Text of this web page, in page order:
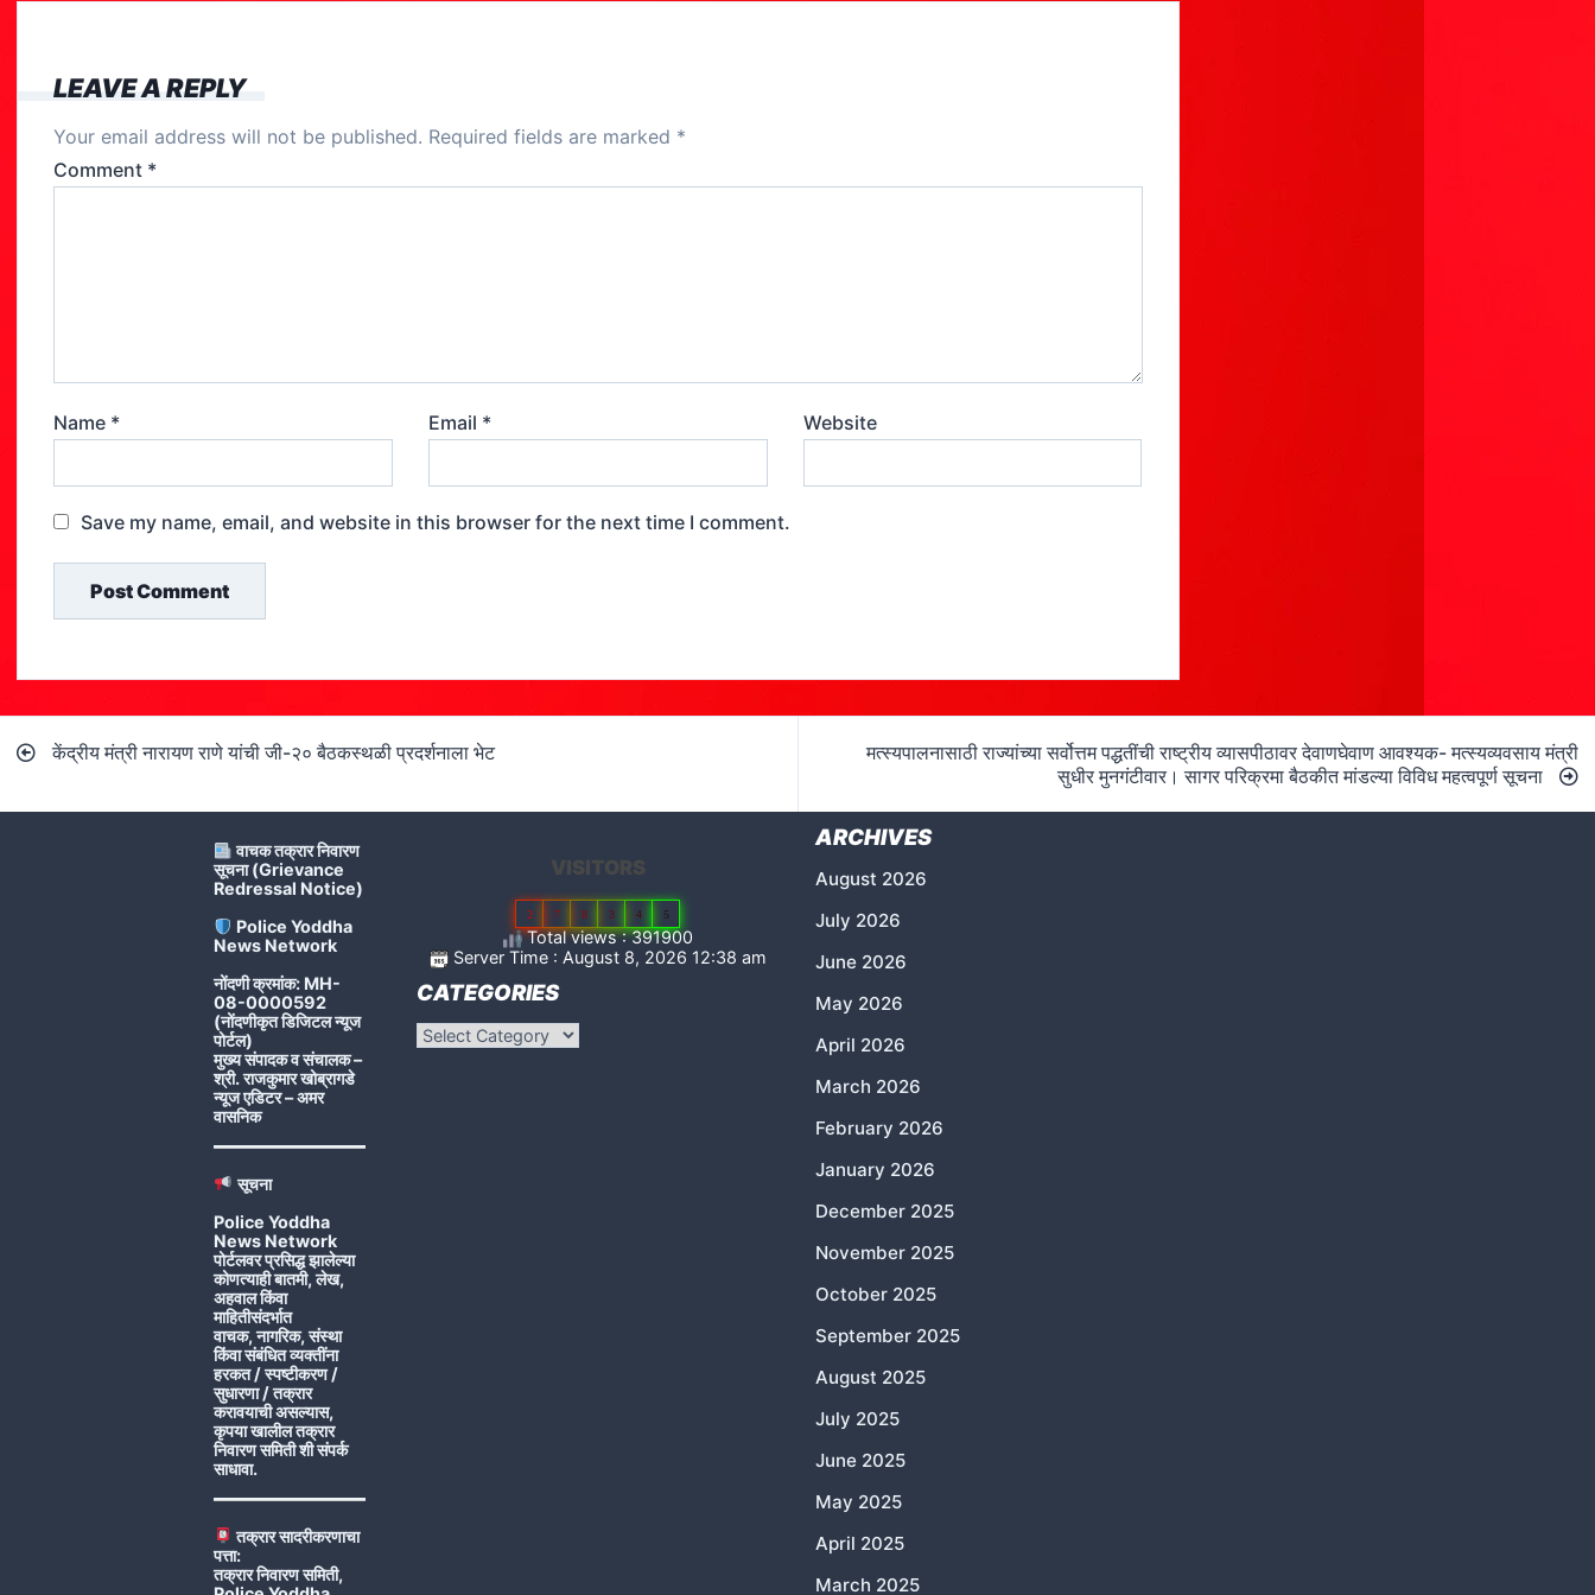
k
LEAVE A REPLY
Your email address will not be published. Required fields are marked *
Comment *
Name * Email * Website
Save my name, email, and website in this browser for the next time I comment.
navigation
केंद्रीय मंत्री नारायण राणे यांची जी-२० बैठकस्थळी प्रदर्शनाला भेट
मत्स्यपालनासाठी राज्यांच्या सर्वोत्तम पद्धतींची राष्ट्रीय व्यासपीठावर देवाणघेवाण आवश्यक- मत्स्यव्यवसाय मंत्री
सुधीर मुनगंटीवार। सागर परिक्रमा बैठकीत मांडल्या विविध महत्वपूर्ण सूचना
वाचक तक्रार निवारण
सूचना (Grievance
Redressal Notice)
Police Yoddha
News Network
नोंदणी क्रमांक: MH-
08-0000592
(नोंदणीकृत डिजिटल न्यूज
पोर्टल)
मुख्य संपादक व संचालक –
श्री. राजकुमार खोब्रागडे
न्यूज एडिटर – अमर
वासनिक
सूचना
Police Yoddha
News Network
पोर्टलवर प्रसिद्ध झालेल्या
कोणत्याही बातमी, लेख,
अहवाल किंवा
माहितीसंदर्भात
वाचक, नागरिक, संस्था
किंवा संबंधित व्यक्तींना
हरकत / स्पष्टीकरण /
सुधारणा / तक्रार
करावयाची असल्यास,
कृपया खालील तक्रार
निवारण समिती शी संपर्क
साधावा.
तक्रार सादरीकरणाचा
पत्ता:
तक्रार निवारण समिती,
VISITORS
2 7 8 3 4 5
Total views : 391900
Server Time : August 8, 2026 12:38 am
CATEGORIES
Categories
ARCHIVES
August 2026
July 2026
June 2026
May 2026
April 2026
March 2026
February 2026
January 2026
December 2025
November 2025
October 2025
September 2025
August 2025
July 2025
June 2025
May 2025
April 2025
March 2025